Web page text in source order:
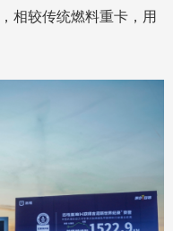
相较传统燃料重卡，用